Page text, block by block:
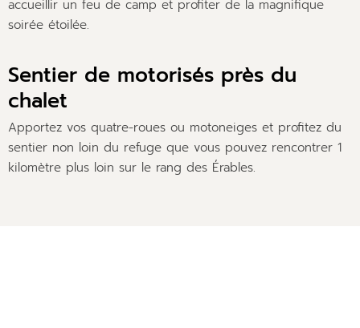
accueillir un feu de camp et profiter de la magnifique
soirée étoilée.
Sentier de motorisés près du
chalet
Apportez vos quatre-roues ou motoneiges et profitez du
sentier non loin du refuge que vous pouvez rencontrer 1
kilomètre plus loin sur le rang des Érables.